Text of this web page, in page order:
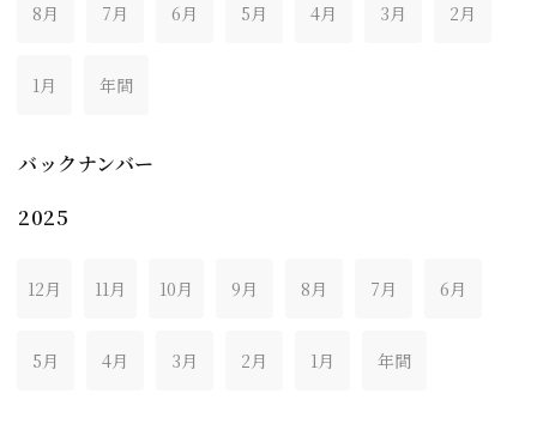
8月 7月 6月 5月 4月 3月 2月
1月 年間
バックナンバー
2025
12月 11月 10月 9月 8月 7月 6月
5月 4月 3月 2月 1月 年間